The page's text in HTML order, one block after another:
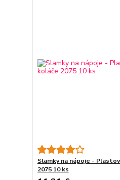
Slamky na nápoje -
2075 10 ks